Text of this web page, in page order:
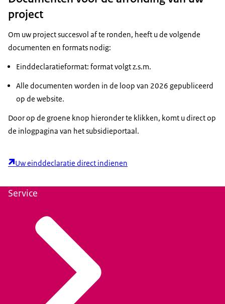
is gesteld op het e-portaal van Uitvoering Van
Tip:
gemaakte kosten en behaalde resultaten
bevat.
u een conceptrapport van bevindingen. Na uw
reactie op het conceptrapport van bevindingen
maken wij een definitief rapport.
zoals de einddeclaratie, voortgangsrapportages
en financiële administratie,. Dit is verplicht voor
eventuele controles.
project
Om uw project succesvol af te ronden, heeft u de volgende
documenten en formats nodig:
Einddeclaratieformat: format volgt z.s.m.
Alle documenten worden in de loop van 2026 gepubliceerd
op de website.
Door op de groene knop hieronder te klikken, komt u direct op
de inlogpagina van het subsidieportaal.
Uw einddeclaratie direct indienen
Service